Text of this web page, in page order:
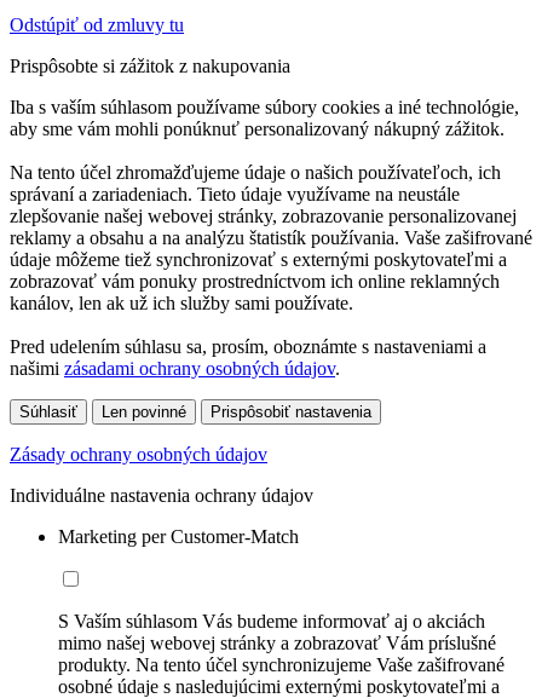
Odstúpiť od zmluvy tu
Prispôsobte si zážitok z nakupovania
Iba s vaším súhlasom používame súbory cookies a iné technológie,
aby sme vám mohli ponúknuť personalizovaný nákupný zážitok.
Na tento účel zhromažďujeme údaje o našich používateľoch, ich
správaní a zariadeniach. Tieto údaje využívame na neustále
zlepšovanie našej webovej stránky, zobrazovanie personalizovanej
reklamy a obsahu a na analýzu štatistík používania. Vaše zašifrované
údaje môžeme tiež synchronizovať s externými poskytovateľmi a
zobrazovať vám ponuky prostredníctvom ich online reklamných
kanálov, len ak už ich služby sami používate.
Pred udelením súhlasu sa, prosím, oboznámte s nastaveniami a
našimi zásadami ochrany osobných údajov.
Súhlasiť Len povinné Prispôsobiť nastavenia
Zásady ochrany osobných údajov
Individuálne nastavenia ochrany údajov
Marketing per Customer-Match
S Vaším súhlasom Vás budeme informovať aj o akciách
mimo našej webovej stránky a zobrazovať Vám príslušné
produkty. Na tento účel synchronizujeme Vaše zašifrované
osobné údaje s nasledujúcimi externými poskytovateľmi a